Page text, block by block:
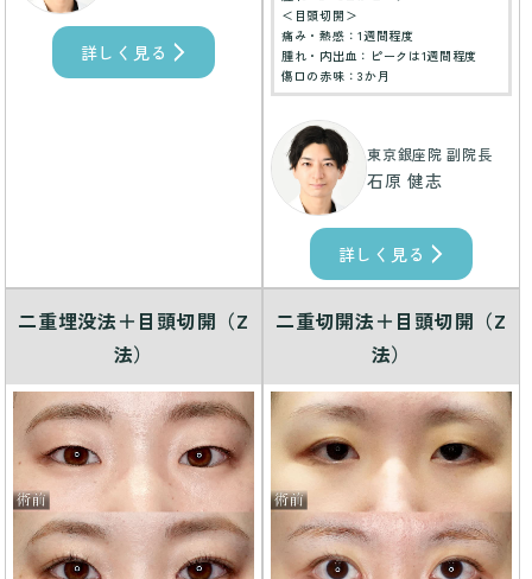
詳しく見る
＜目頭切開＞
痛み・熱感：1週間程度
腫れ・内出血：ピークは1週間程度
傷口の赤味：3か月
東京銀座院 副院長
石原 健志
詳しく見る
二重埋没法＋目頭切開（Z
法）
二重切開法＋目頭切開（Z
法）